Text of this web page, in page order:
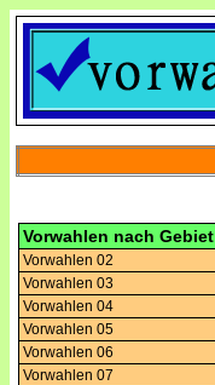
Vorwahlen nach Gebiet
Vorwahlen 02
Vorwahlen 03
Vorwahlen 04
Vorwahlen 05
Vorwahlen 06
Vorwahlen 07